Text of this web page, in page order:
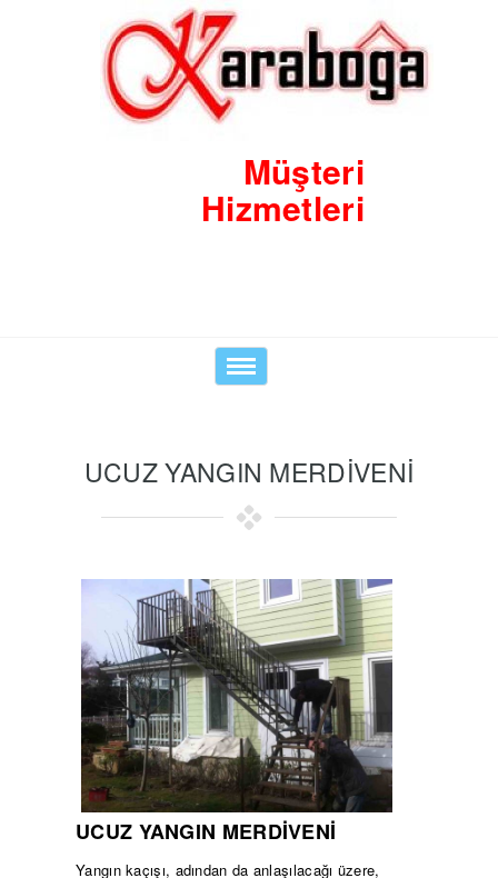
Müşteri
Hizmetleri
Toggle
navigation
UCUZ YANGIN MERDİVENİ
UCUZ YANGIN MERDİVENİ
Yangın kaçışı, adından da anlaşılacağı üzere,